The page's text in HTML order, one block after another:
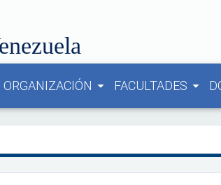
ORGANIZACIÓN arrow_drop_down FACULTADES arrow_drop_down